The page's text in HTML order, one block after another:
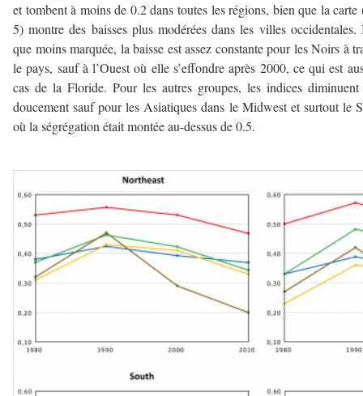
et tombent à moins de 0.2 dans toutes les régions, bien que la carte
5) montre des baisses plus modérées dans les villes occidentales.
que moins marquée, la baisse est assez constante pour les Noirs à
le pays, sauf à l’Ouest où elle s’effondre après 2000, ce qui est
cas de la Floride. Pour les autres groupes, les indices
doucement sauf pour les Asiatiques dans le Midwest et surtout le
où la ségrégation était montée au-dessus de 0.5.